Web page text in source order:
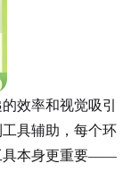
效率和视觉吸引
具辅助，每个环
具本身更重要——